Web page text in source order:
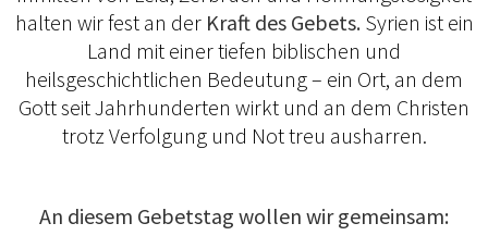
halten wir fest an der Kraft des Gebets.Syrien ist ein
Land mit einer tiefen biblischen und
heilsgeschichtlichen Bedeutung – ein Ort, an dem
Gott seit Jahrhunderten wirkt und an dem Christen
trotz Verfolgung und Not treu ausharren.
An diesem Gebetstag wollen wir gemeinsam: